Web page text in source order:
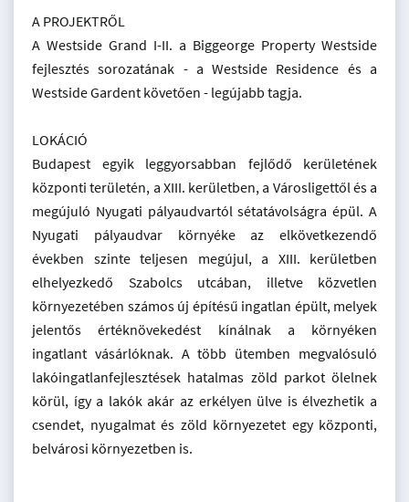
A PROJEKTRŐL
A Westside Grand I-II. a Biggeorge Property Westside
fejlesztés sorozatának - a Westside Residence és a
Westside Gardent követően - legújabb tagja.
LOKÁCIÓ
Budapest egyik leggyorsabban fejlődő kerületének
központi területén, a XIII. kerületben, a Városligettől és a
megújuló Nyugati pályaudvartól sétatávolságra épül. A
Nyugati pályaudvar környéke az elkövetkezendő
években szinte teljesen megújul, a XIII. kerületben
elhelyezkedő Szabolcs utcában, illetve közvetlen
környezetében számos új építésű ingatlan épült, melyek
jelentős értéknövekedést kínálnak a környéken
ingatlant vásárlóknak. A több ütemben megvalósuló
lakóingatlanfejlesztések hatalmas zöld parkot ölelnek
körül, így a lakók akár az erkélyen ülve is élvezhetik a
csendet, nyugalmat és zöld környezetet egy központi,
belvárosi környezetben is.